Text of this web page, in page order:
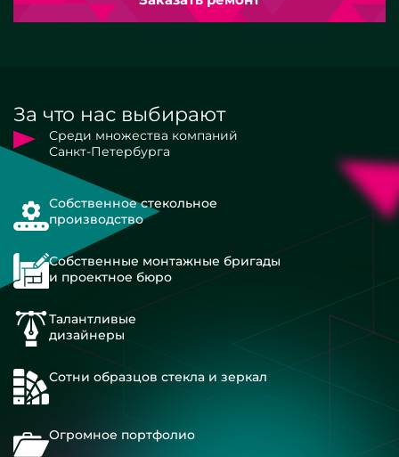
За что нас выбирают
Среди множества компаний
Санкт-Петербурга
Собственное стекольное
производство
Собственные монтажные бригады
и проектное бюро
Талантливые
дизайнеры
Сотни образцов стекла и зеркал
Огромное портфолио